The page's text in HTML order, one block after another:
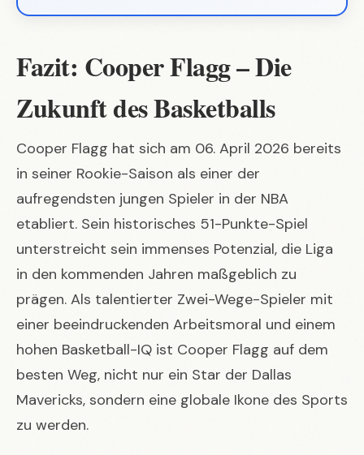
Fazit: Cooper Flagg – Die
Zukunft des Basketballs
Cooper Flagg hat sich am 06. April 2026 bereits
in seiner Rookie-Saison als einer der
aufregendsten jungen Spieler in der NBA
etabliert. Sein historisches 51-Punkte-Spiel
unterstreicht sein immenses Potenzial, die Liga
in den kommenden Jahren maßgeblich zu
prägen. Als talentierter Zwei-Wege-Spieler mit
einer beeindruckenden Arbeitsmoral und einem
hohen Basketball-IQ ist Cooper Flagg auf dem
besten Weg, nicht nur ein Star der Dallas
Mavericks, sondern eine globale Ikone des Sports
zu werden.